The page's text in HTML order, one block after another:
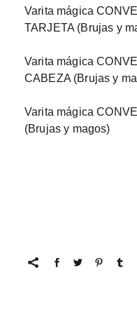
Varita mágica
TARJETA (Brujas y
Varita mágica
CABEZA (Brujas y
Varita mágica
(Brujas y magos)